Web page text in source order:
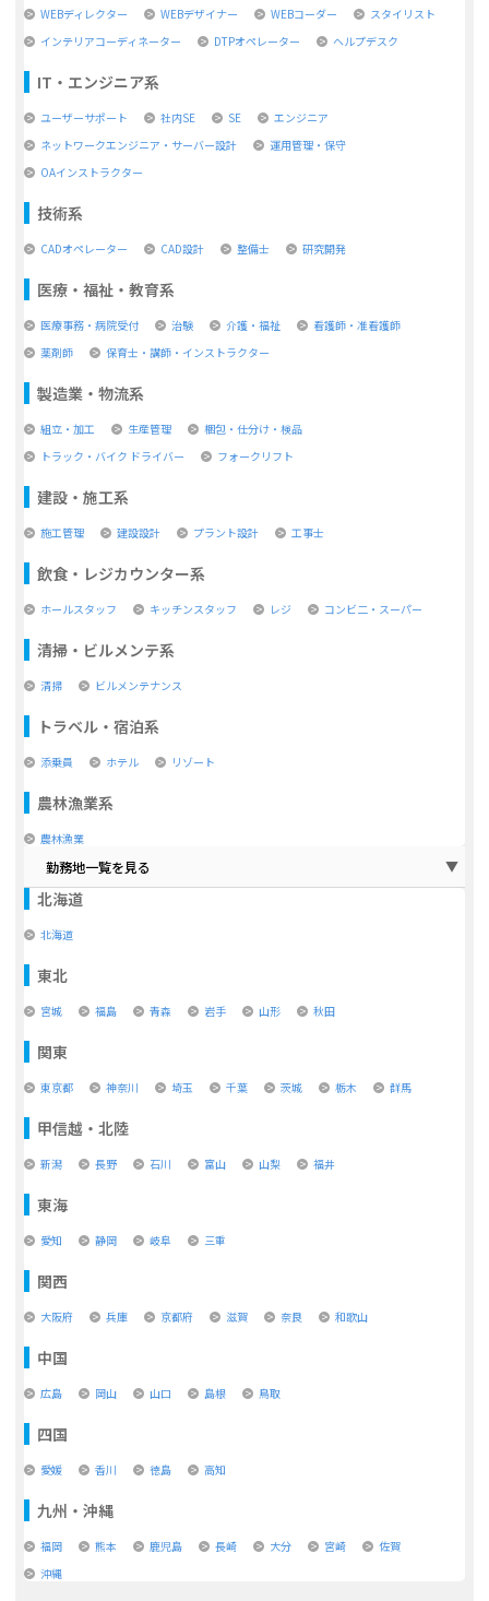
WEBディレクター WEBデザイナー WEBコーダー
スタイリスト
インテリアコーディネーター
DTPオペレーター ヘルプデスク
IT・エンジニア系
ユーザーサポート 社内SE SE
エンジニア
ネットワークエンジニア・サーバー設計
運用管理・保守
OAインストラクター
技術系
CADオペレーター CAD設計 整備士 研究開発
医療・福祉・教育系
医療事務・病院受付 治験 介護・福祉
看護師・准看護師
薬剤師
保育士・講師・インストラクター
製造業・物流系
組立・加工 生産管理
梱包・仕分け・検品
トラック・バイク ドライバー
フォークリフト
建設・施工系
施工管理 建設設計 プラント設計 工事士
飲食・レジカウンター系
ホールスタッフ キッチンスタッフ レジ コンビ二・スーパー
清掃・ビルメンテ系
清掃 ビルメンテナンス
トラベル・宿泊系
添乗員 ホテル リゾート
農林漁業系
農林漁業
勤務地一覧を見る
北海道
北海道
東北
宮城 福島 青森 岩手 山形 秋田
関東
東京都 神奈川 埼玉 千葉 茨城 栃木 群馬
甲信越・北陸
新潟 長野 石川 富山 山梨 福井
東海
愛知 静岡 岐阜 三重
関西
大阪府 兵庫 京都府 滋賀 奈良 和歌山
中国
広島 岡山 山口 島根 鳥取
四国
愛媛 香川 徳島 高知
九州・沖縄
福岡 熊本 鹿児島 長崎 大分 宮崎
佐賀
沖縄